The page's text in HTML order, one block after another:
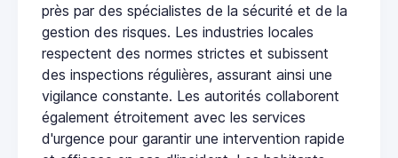
près par des spécialistes de la sécurité et de la
gestion des risques. Les industries locales
respectent des normes strictes et subissent
des inspections régulières, assurant ainsi une
vigilance constante. Les autorités collaborent
également étroitement avec les services
d'urgence pour garantir une intervention rapide